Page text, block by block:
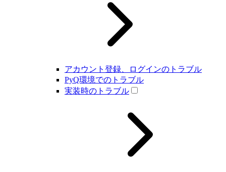
アカウント登録、ログインのトラブル
PyQ環境でのトラブル
実装時のトラブル